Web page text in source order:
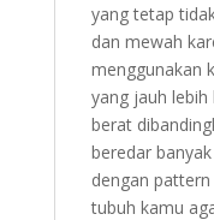
yang tetap
dan mewah
menggunakan
yang jauh lebih
berat
beredar
dengan
tubuh kamu